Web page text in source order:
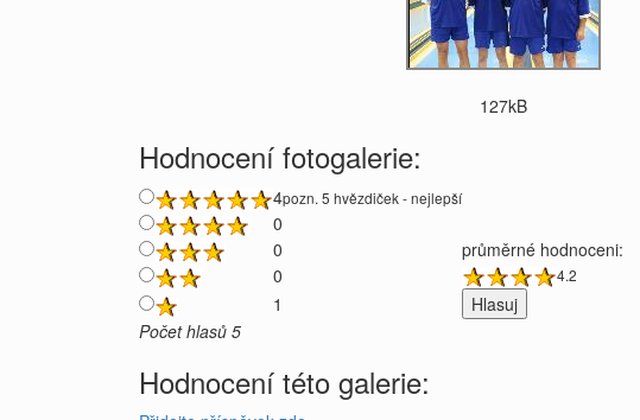
127kB
Hodnocení fotogalerie:
4pozn. 5 hvězdiček - nejlepší
0
0
průměrné hodnoceni:
0
4.2
1
Počet hlasů 5
Hodnocení této galerie: